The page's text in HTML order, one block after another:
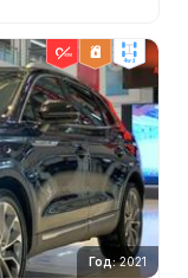
4wd
Год: 2021